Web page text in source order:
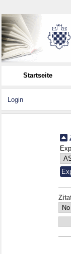
Startseite
Login